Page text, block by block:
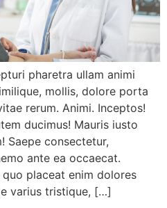
pharetra ullam animi
mollis, dolore porta
rerum. Animi. Inceptos!
ducimus! Mauris iusto
Saepe consectetur,
ante ea occaecat.
placeat enim dolores
varius tristique, […]